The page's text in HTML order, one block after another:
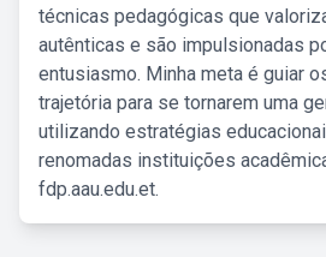
técnicas pedagógicas que
autênticas e são impulsionadas
entusiasmo. Minha meta é guiar
trajetória para se tornarem uma
utilizando estratégias
renomadas instituições
fdp.aau.edu.et.